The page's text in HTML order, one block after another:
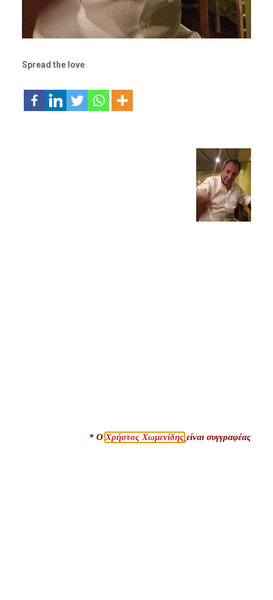
Spread the love
* ΟΧρήστος Χωμενίδης είναι συγγραφέας